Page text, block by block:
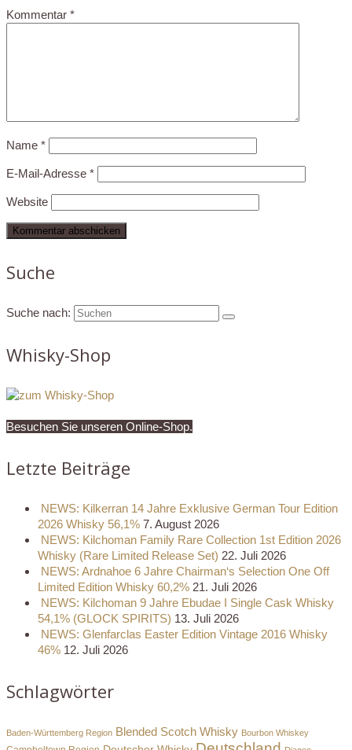
Kommentar *
Name *
E-Mail-Adresse *
Website
Suche
Suche nach:
Whisky-Shop
Besuchen Sie unseren Online-Shop.
Letzte Beiträge
NEWS: Kilkerran 14 Jahre Exklusive German Tour Edition
2026 Whisky 56,1% 7. August 2026
NEWS: Kilchoman Family Rare Collection 1st Edition 2026
Whisky (Rare Limited Release Set) 22. Juli 2026
NEWS: Ardnahoe 6 Jahre Chairman‘s Selection One Off
Limited Edition Whisky 60,2% 21. Juli 2026
NEWS: Kilchoman 9 Jahre Ebudae I Single Cask Whisky
54,1% (GLOCK SPIRITS) 13. Juli 2026
NEWS: Glenfarclas Easter Edition Vintage 2016 Whisky
46% 12. Juli 2026
Schlagwörter
Baden-Württemberg Region Blended Scotch Whisky Bourbon Whiskey